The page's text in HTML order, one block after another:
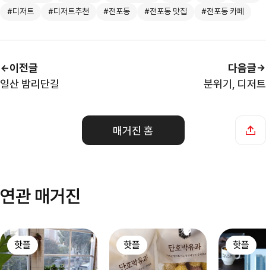
#디저트
#디저트추천 #전포동 #전포동 맛집 #전포동 카페
이전글
일산 밤리단길
분위기, 디저트
다음글
매거진 홈
연관 매거진
핫플 핫플 핫플